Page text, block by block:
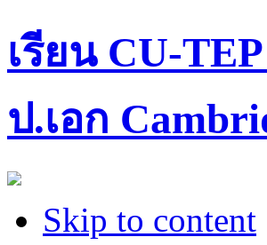
เรียน CU-
ป.เอก
Skip to content